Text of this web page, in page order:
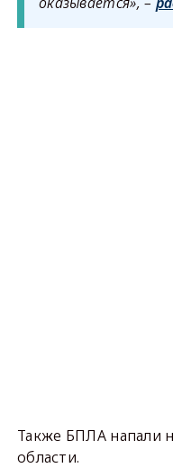
Также БПЛА напали
области.